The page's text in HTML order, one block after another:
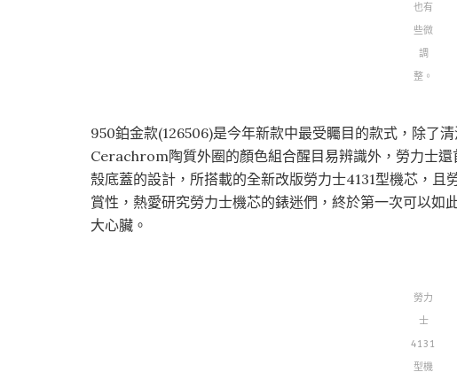
也有
些微
調
整。
950鉑金款(126506)是今年新款中最受矚目的款式，除了
Cerachrom陶質外圈的顏色組合醒目易辨識外，勞力士
殼底蓋的設計，所搭載的全新改版勞力士4131型機芯，且
賞性，熱愛研究勞力士機芯的錶迷們，終於第一次可以如
大心臟。
勞力
士
4131
型機